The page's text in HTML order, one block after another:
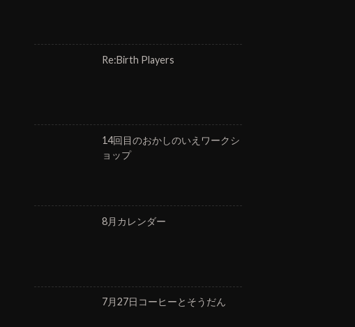
Re:Birth Players
14回目のおかしのいえワークシ
ョップ
8月カレンダー
7月27日コーヒーとそうだん